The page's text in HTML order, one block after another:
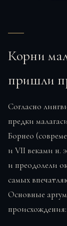
Корни
пришли
Согласно
предки
Борнео
и VII веками н.
и преодолели
самых
Основные
происхождения: